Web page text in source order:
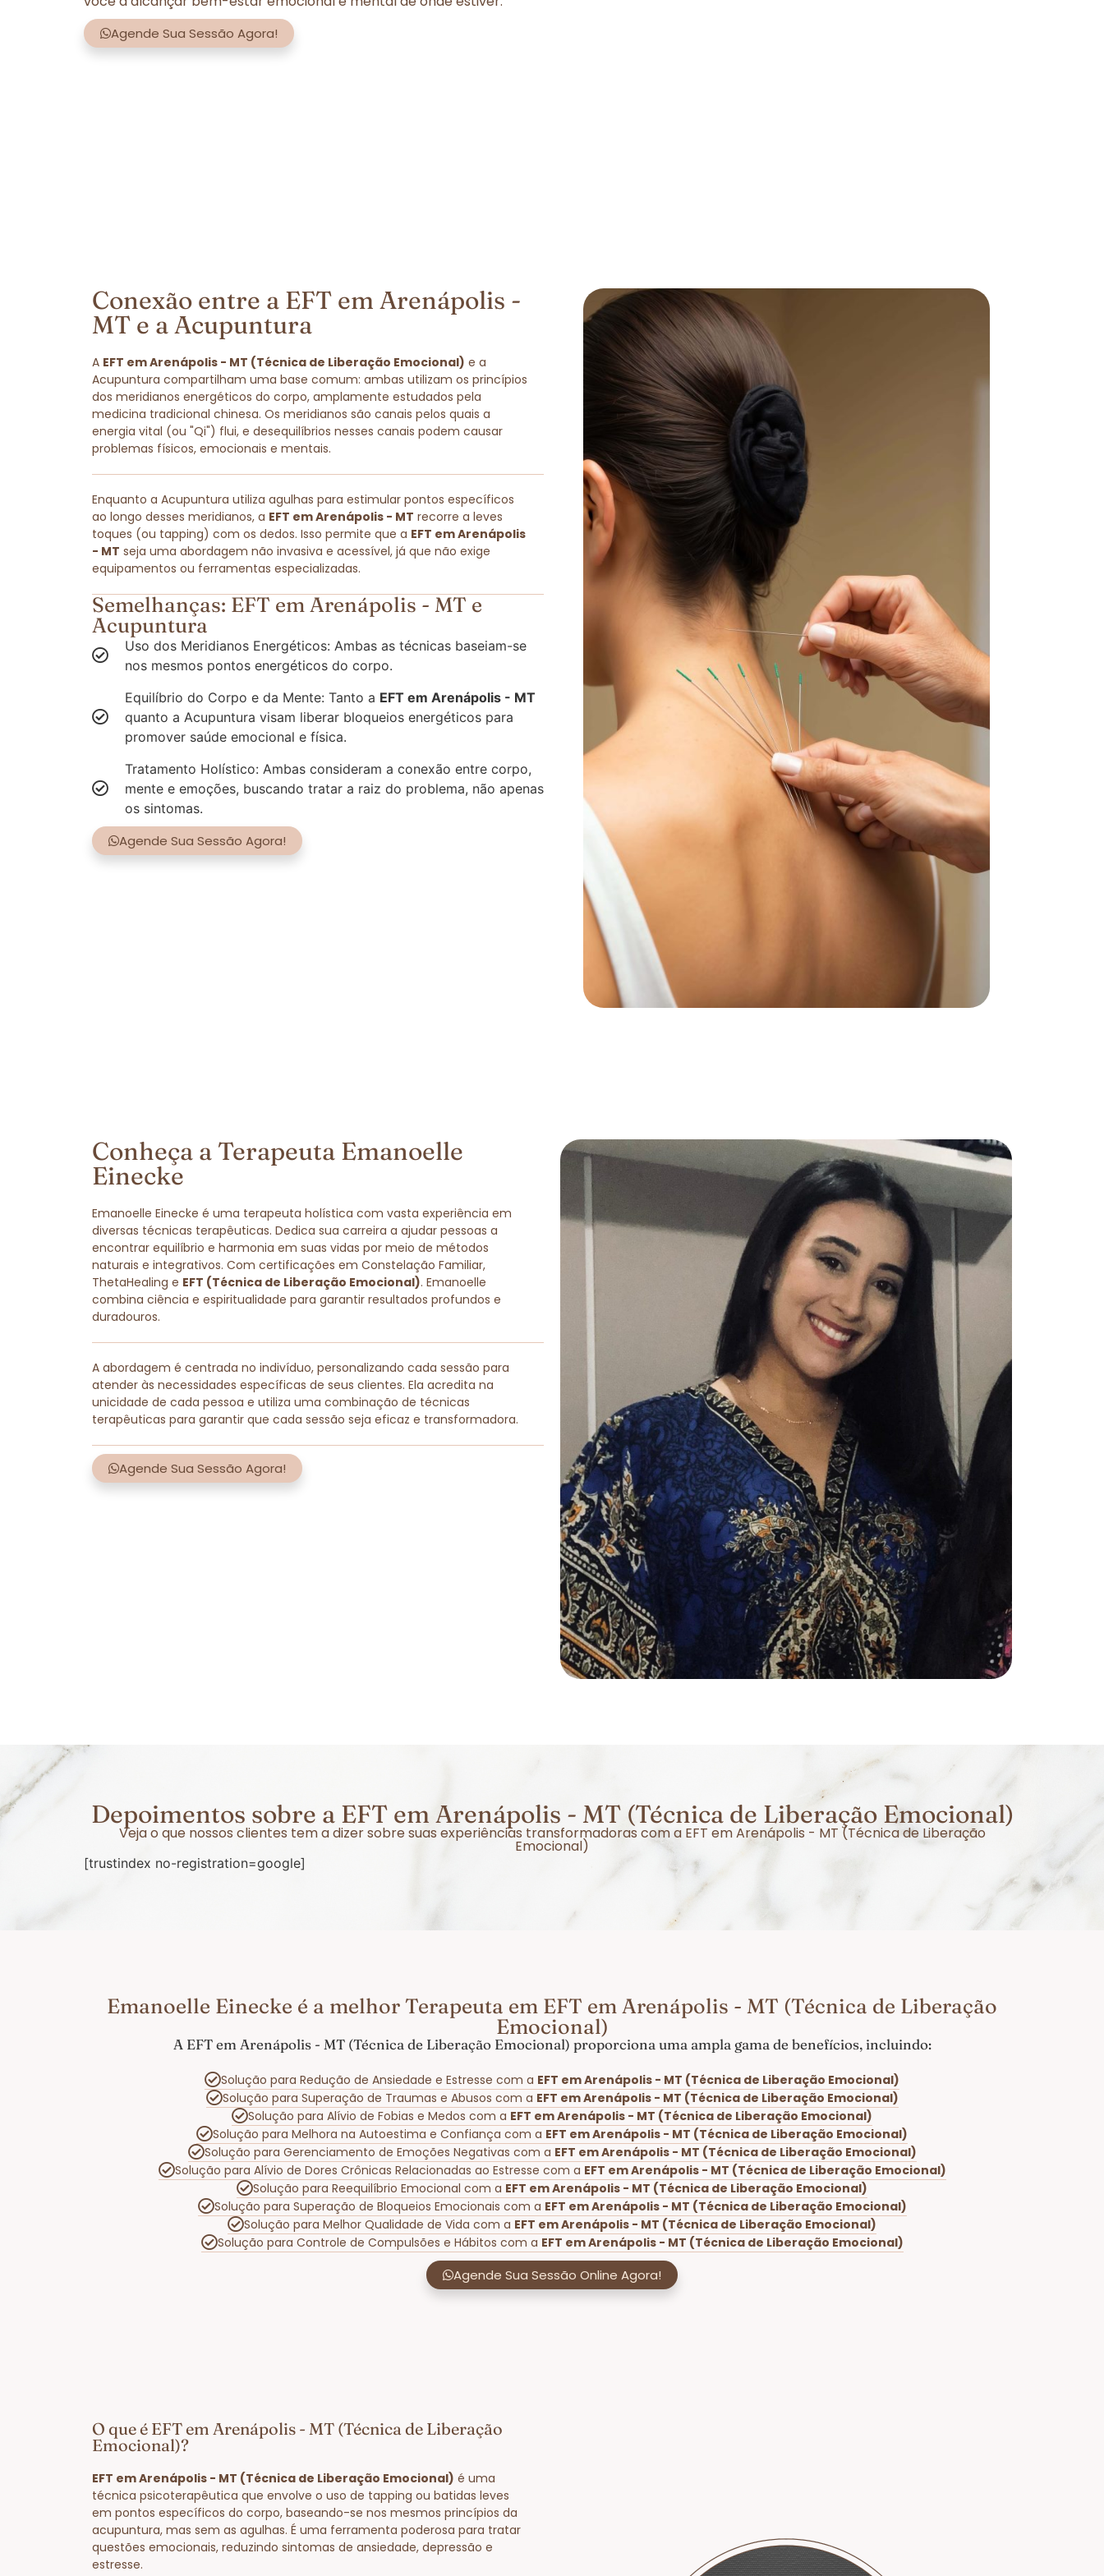
Agende Sua Sessão Agora!
Conexão entre a EFT em Arenápolis -
MT e a Acupuntura
A EFT em Arenápolis - MT (Técnica de Liberação Emocional) e a
Acupuntura compartilham uma base comum: ambas utilizam os princípios
dos meridianos energéticos do corpo, amplamente estudados pela
medicina tradicional chinesa. Os meridianos são canais pelos quais a
energia vital (ou "Qi") flui, e desequilíbrios nesses canais podem causar
problemas físicos, emocionais e mentais.
Enquanto a Acupuntura utiliza agulhas para estimular pontos específicos
ao longo desses meridianos, a EFT em Arenápolis - MT recorre a leves
toques (ou tapping) com os dedos. Isso permite que a EFT em Arenápolis
- MT seja uma abordagem não invasiva e acessível, já que não exige
equipamentos ou ferramentas especializadas.
Semelhanças: EFT em Arenápolis - MT e
Acupuntura
Uso dos Meridianos Energéticos: Ambas as técnicas baseiam-se
nos mesmos pontos energéticos do corpo.
Equilíbrio do Corpo e da Mente: Tanto a EFT em Arenápolis - MT
quanto a Acupuntura visam liberar bloqueios energéticos para
promover saúde emocional e física.
Tratamento Holístico: Ambas consideram a conexão entre corpo,
mente e emoções, buscando tratar a raiz do problema, não apenas
os sintomas.
Agende Sua Sessão Agora!
Conheça a Terapeuta Emanoelle
Einecke
Emanoelle Einecke é uma terapeuta holística com vasta experiência em
diversas técnicas terapêuticas. Dedica sua carreira a ajudar pessoas a
encontrar equilíbrio e harmonia em suas vidas por meio de métodos
naturais e integrativos. Com certificações em Constelação Familiar,
ThetaHealing e EFT (Técnica de Liberação Emocional). Emanoelle
combina ciência e espiritualidade para garantir resultados profundos e
duradouros.
A abordagem é centrada no indivíduo, personalizando cada sessão para
atender às necessidades específicas de seus clientes. Ela acredita na
unicidade de cada pessoa e utiliza uma combinação de técnicas
terapêuticas para garantir que cada sessão seja eficaz e transformadora.
Agende Sua Sessão Agora!
Depoimentos sobre a EFT em Arenápolis - MT (Técnica de Liberação Emocional)
Veja o que nossos clientes tem a dizer sobre suas experiências transformadoras com a EFT em Arenápolis - MT (Técnica de Liberação
Emocional)
[trustindex no-registration=google]
Emanoelle Einecke é a melhor Terapeuta em EFT em Arenápolis - MT (Técnica de Liberação
Emocional)
A EFT em Arenápolis - MT (Técnica de Liberação Emocional) proporciona uma ampla gama de benefícios, incluindo:
Solução para Redução de Ansiedade e Estresse com a EFT em Arenápolis - MT (Técnica de Liberação Emocional)
Solução para Superação de Traumas e Abusos com a EFT em Arenápolis - MT (Técnica de Liberação Emocional)
Solução para Alívio de Fobias e Medos com a EFT em Arenápolis - MT (Técnica de Liberação Emocional)
Solução para Melhora na Autoestima e Confiança com a EFT em Arenápolis - MT (Técnica de Liberação Emocional)
Solução para Gerenciamento de Emoções Negativas com a EFT em Arenápolis - MT (Técnica de Liberação Emocional)
Solução para Alívio de Dores Crônicas Relacionadas ao Estresse com a EFT em Arenápolis - MT (Técnica de Liberação Emocional)
Solução para Reequilíbrio Emocional com a EFT em Arenápolis - MT (Técnica de Liberação Emocional)
Solução para Superação de Bloqueios Emocionais com a EFT em Arenápolis - MT (Técnica de Liberação Emocional)
Solução para Melhor Qualidade de Vida com a EFT em Arenápolis - MT (Técnica de Liberação Emocional)
Solução para Controle de Compulsões e Hábitos com a EFT em Arenápolis - MT (Técnica de Liberação Emocional)
Agende Sua Sessão Online Agora!
O que é EFT em Arenápolis - MT (Técnica de Liberação
Emocional)?
EFT em Arenápolis - MT (Técnica de Liberação Emocional) é uma
técnica psicoterapêutica que envolve o uso de tapping ou batidas leves
em pontos específicos do corpo, baseando-se nos mesmos princípios da
acupuntura, mas sem as agulhas. É uma ferramenta poderosa para tratar
questões emocionais, reduzindo sintomas de ansiedade, depressão e
estresse.